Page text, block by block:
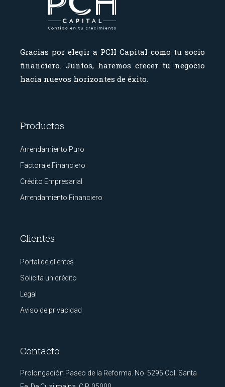
Gracias por elegir a PCH Capital como tu socio
financiero. Juntos, haremos crecer tu negocio
hacia nuevos horizontes de éxito.
Productos
Arrendamiento Puro
Factoraje Financiero
Crédito Empresarial
Arrendamiento Financiero
Clientes
Portal de clientes
Solicita un crédito
Legal
Aviso de privacidad
Contacto
Prolongación Paseo de la Reforma. No. 5295 Col. Santa